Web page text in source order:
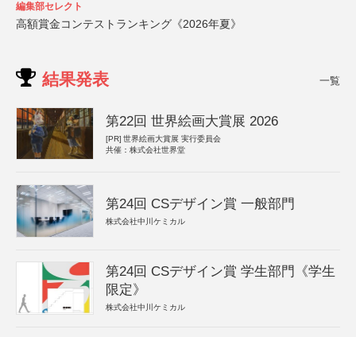
編集部セレクト
高額賞金コンテストランキング《2026年夏》
結果発表 一覧
第22回 世界絵画大賞展 2026
[PR] 世界絵画大賞展 実行委員会
共催：株式会社世界堂
第24回 CSデザイン賞 一般部門
株式会社中川ケミカル
第24回 CSデザイン賞 学生部門《学生
限定》
株式会社中川ケミカル